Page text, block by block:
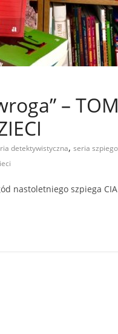
–
detektywistyczna, seria
nastoletniego szpiega